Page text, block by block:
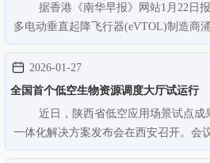
据香港《南华早报》网站1月22日
多电动垂直起降飞行器(eVTOL)制造商
商业现实更近一步，中国首批载客飞行
营。报道称，据赛迪顾问股份有限公司
eVTOL制造商开始交付产品…
2026-01-27
全国首个低空生物资源调度大厅试运行
近日，陕西省低空应用场景试点
一体化解决方案发布会在西安召开。会
核心导向，集中展示低空经济与医疗应